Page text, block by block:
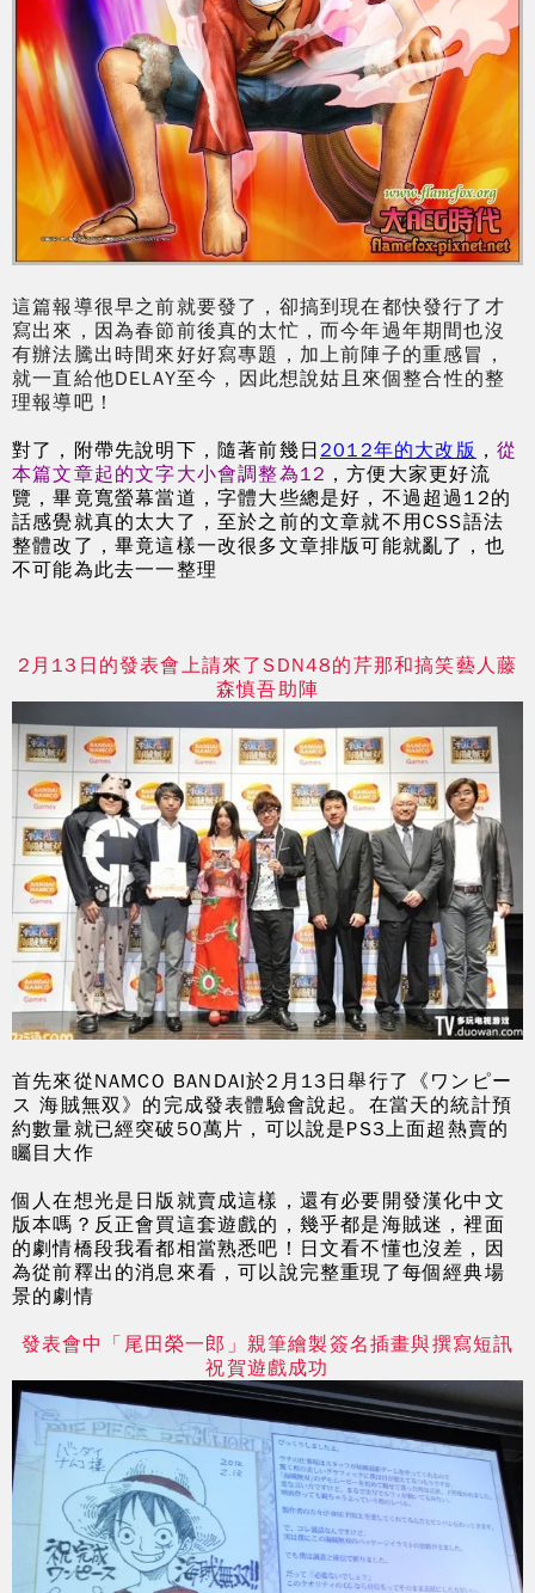
這篇報導很早之前就要發了，卻搞到現在都快發行了才
寫出來，因為春節前後真的太忙，而今年過年期間也沒
有辦法騰出時間來好好寫專題，加上前陣子的重感冒，
就一直給他DELAY至今，因此想說姑且來個整合性的整
理報導吧！
對了，附帶先說明下，隨著前幾日 2012年的大改版 ，從
本篇文章起的文字大小會調整為12 ，方便大家更好流
覽，畢竟寬螢幕當道，字體大些總是好，不過超過12的
話感覺就真的太大了，至於之前的文章就不用CSS語法
整體改了，畢竟這樣一改很多文章排版可能就亂了，也
不可能為此去一一整理
2月13日的發表會上請來了SDN48的芹那和搞笑藝人藤
森慎吾助陣
首先來從NAMCO BANDAI於2月13日舉行了《ワンピー
ス 海賊無双》的完成發表體驗會說起。在當天的統計預
約數量就已經突破50萬片，可以說是PS3上面超熱賣的
矚目大作
個人在想光是日版就賣成這樣，還有必要開發漢化中文
版本嗎？反正會買這套遊戲的，幾乎都是海賊迷，裡面
的劇情橋段我看都相當熟悉吧！日文看不懂也沒差，因
為從前釋出的消息來看，可以說完整重現了每個經典場
景的劇情
發表會中「尾田榮一郎」親筆繪製簽名插畫與撰寫短訊
祝賀遊戲成功